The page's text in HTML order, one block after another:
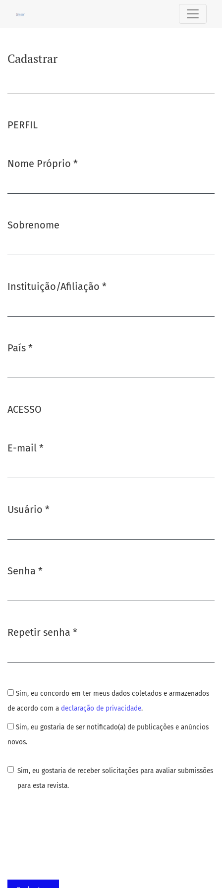
Cadastrar
PERFIL
Nome Próprio *
Sobrenome
Instituição/Afiliação *
País *
ACESSO
E-mail *
Usuário *
Senha *
Repetir senha *
de acordo com a declaração de privacidade.
novos.
Sim, eu gostaria de receber solicitações para avaliar submissões
para esta revista.